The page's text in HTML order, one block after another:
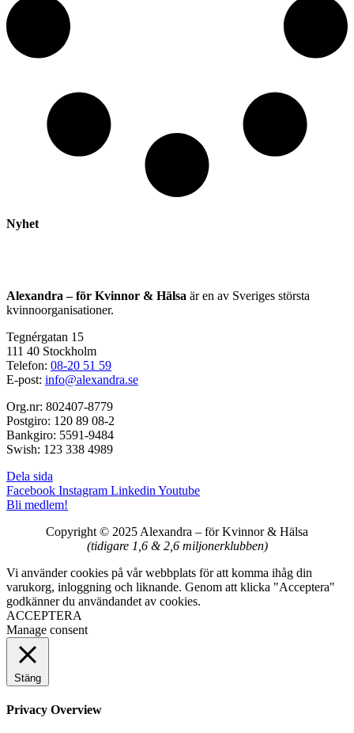
Nyhet
Alexandra – för Kvinnor & Hälsa är en av Sveriges största
kvinnoorganisationer.
Tegnérgatan 15
111 40 Stockholm
Telefon: 08-20 51 59
E-post: info@alexandra.se
Org.nr: 802407-8779
Postgiro: 120 89 08-2
Bankgiro: 5591-9484
Swish: 123 338 4989
Dela sida
Facebook Instagram Linkedin Youtube
Bli medlem!
Copyright © 2025 Alexandra – för Kvinnor & Hälsa
(tidigare 1,6 & 2,6 miljonerklubben)
Vi använder cookies på vår webbplats för att komma ihåg din
varukorg, inloggning och liknande. Genom att klicka "Acceptera"
godkänner du användandet av cookies.
ACCEPTERA
Manage consent
Stäng
Privacy Overview